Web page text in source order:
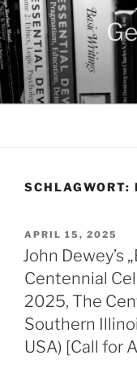
Zum
Inhalt
springen
SCHLAGWORT:
VERÖFFENTLICHT
AM
APRIL 15, 2025
John Dewey’s
Centennial
2025, The
Southern
USA) [Call for